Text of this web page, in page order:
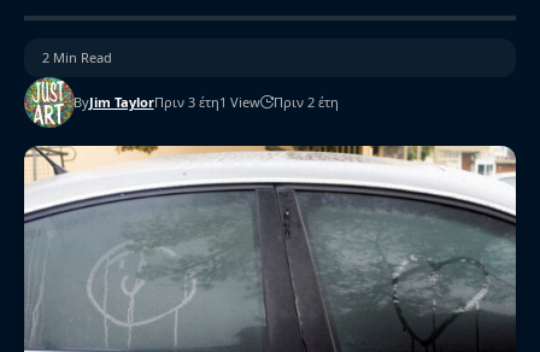
ByJim TaylorΠριν 3 έτη1 View Πριν 2 έτη
2 Min Read